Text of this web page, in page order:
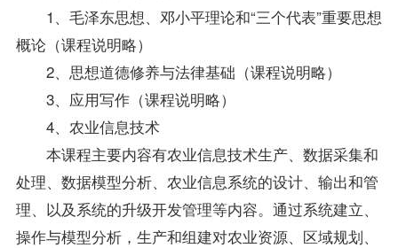
1、毛泽东思想、邓小平理论和“三个代表”重要思想
概论（课程说明略）
2、 思想道德修养与法律基础 （课程说明略）
3、应用写作（课程说明略）
4、农业信息技术
本课程主要内容有农业信息技术生产、数据采集和
处理、数据模型分析、农业信息系统的设计、输出和管
理、以及系统的升级开发管理等内容。通过系统建立、
操作与模型分析，生产和组建对农业资源、区域规划、